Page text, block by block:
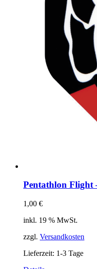
Pentathlon Flight
1,00 €
inkl. 19 % MwSt.
zzgl. Versandkosten
Lieferzeit: 1-3 Tage